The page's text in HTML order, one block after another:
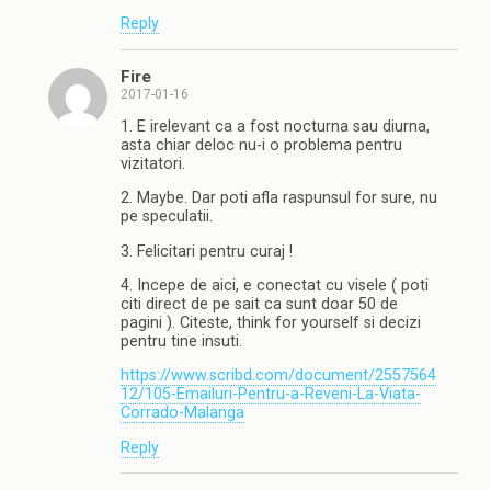
Reply
Fire
2017-01-16
1. E irelevant ca a fost nocturna sau diurna,
asta chiar deloc nu-i o problema pentru
vizitatori.
2. Maybe. Dar poti afla raspunsul for sure, nu
pe speculatii.
3. Felicitari pentru curaj !
4. Incepe de aici, e conectat cu visele ( poti
citi direct de pe sait ca sunt doar 50 de
pagini ). Citeste, think for yourself si decizi
pentru tine insuti.
https://www.scribd.com/document/2557564
12/105-Emailuri-Pentru-a-Reveni-La-Viata-
Corrado-Malanga
Reply